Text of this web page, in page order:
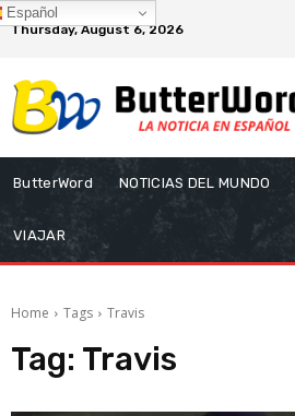
Thursday, August 6, 2026
ButterWord NOTICIAS DEL MUNDO
VIAJAR
Home Tags Travis
Tag: Travis
Español